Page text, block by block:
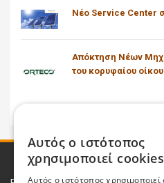
Νέο Service Center
Απόκτηση Νέων
του κορυφαίου οίκου
Αυτός ο ιστότοπος
χρησιμοποιεί cookies
Αυτός ο ιστότοπος χρησιμοποιεί